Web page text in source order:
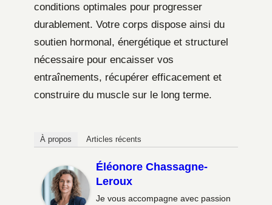
conditions optimales pour progresser
durablement. Votre corps dispose ainsi du
soutien hormonal, énergétique et structurel
nécessaire pour encaisser vos
entraînements, récupérer efficacement et
construire du muscle sur le long terme.
À propos Articles récents
Éléonore Chassagne-
Leroux
Je vous accompagne avec passion